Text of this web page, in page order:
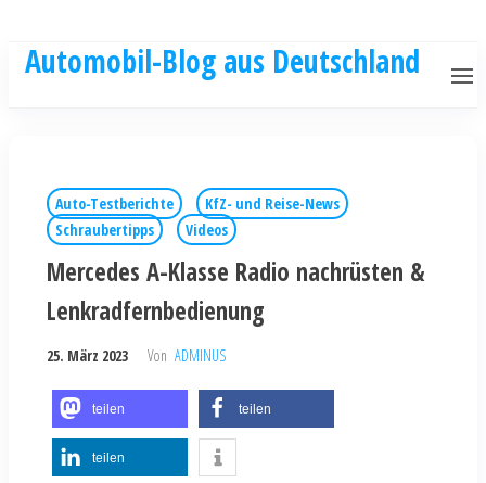
Automobil-Blog aus Deutschland
Auto-Testberichte
KfZ- und Reise-News
Schraubertipps
Videos
Mercedes A-Klasse Radio nachrüsten &
Lenkradfernbedienung
25. März 2023 Von ADMINUS
teilen teilen
teilen